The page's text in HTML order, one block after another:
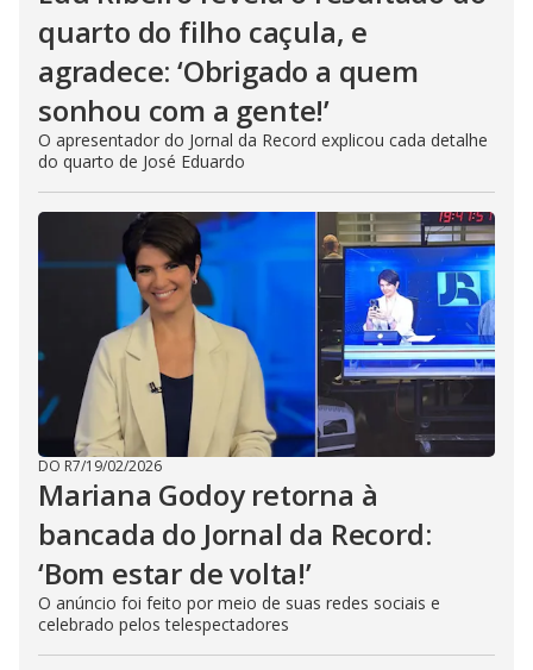
quarto do filho caçula, e
agradece: ‘Obrigado a quem
sonhou com a gente!’
O apresentador do Jornal da Record explicou cada detalhe
do quarto de José Eduardo
DO R7/19/02/2026
Mariana Godoy retorna à
bancada do Jornal da Record:
‘Bom estar de volta!’
O anúncio foi feito por meio de suas redes sociais e
celebrado pelos telespectadores